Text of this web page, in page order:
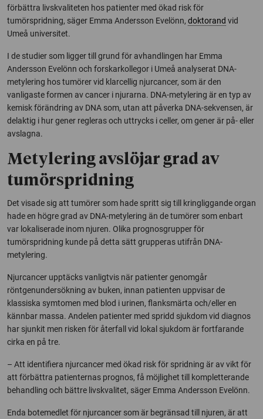
förbättra livskvaliteten hos patienter med ökad risk för
tumörspridning, säger Emma Andersson Evelönn, doktorand vid
Umeå universitet.
I de studier som ligger till grund för avhandlingen har Emma
Andersson Evelönn och forskarkollegor i Umeå analyserat DNA-
metylering hos tumörer vid klarcellig njurcancer, som är den
vanligaste formen av cancer i njurarna. DNA-metylering är en typ av
kemisk förändring av DNA som, utan att påverka DNA-sekvensen, är
delaktig i hur gener regleras och uttrycks i celler, om gener är på- eller
avslagna.
Metylering avslöjar grad av
tumörspridning
Det visade sig att tumörer som hade spritt sig till kringliggande organ
hade en högre grad av DNA-metylering än de tumörer som enbart
var lokaliserade inom njuren. Olika prognosgrupper för
tumörspridning kunde på detta sätt grupperas utifrån DNA-
metylering.
Njurcancer upptäcks vanligtvis när patienter genomgår
röntgenundersökning av buken, innan patienten uppvisar de
klassiska symtomen med blod i urinen, flanksmärta och/eller en
kännbar massa. Andelen patienter med spridd sjukdom vid diagnos
har sjunkit men risken för återfall vid lokal sjukdom är fortfarande
cirka en på tre.
– Att identifiera njurcancer med ökad risk för spridning är av vikt för
att förbättra patienternas prognos, få möjlighet till kompletterande
behandling och bättre livskvalitet, säger Emma Andersson Evelönn.
Enda botemedlet för njurcancer som är begränsad till njuren, är att